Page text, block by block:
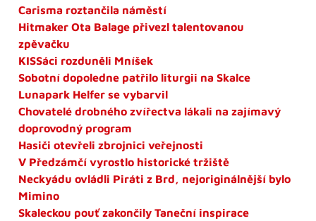
Carisma roztančila náměstí
Hitmaker Ota Balage přivezl talentovanou
zpěvačku
KISSáci rozduněli Mníšek
Sobotní dopoledne patřilo liturgii na Skalce
Lunapark Helfer se vybarvil
Chovatelé drobného zvířectva lákali na zajímavý
doprovodný program
Hasiči otevřeli zbrojnici veřejnosti
V Předzámčí vyrostlo historické tržiště
Neckyádu ovládli Piráti z Brd, nejoriginálnější bylo
Mimino
Skaleckou pouť zakončily Taneční inspirace